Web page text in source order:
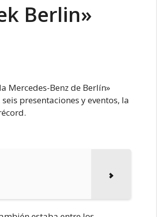
Berlin»
Mercedes-Benz de Berlín»
presentaciones y eventos, la